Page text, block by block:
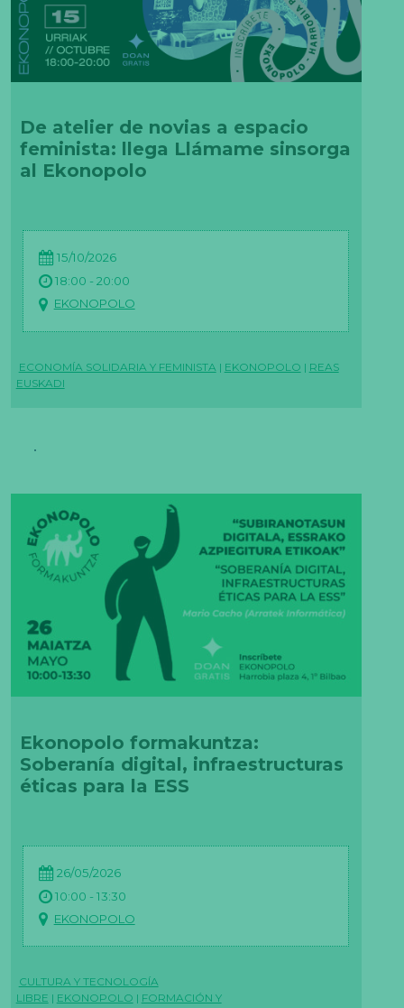
De atelier de novias a espacio
feminista: llega Llámame sinsorga
al Ekonopolo
15/10/2026
18:00 - 20:00
EKONOPOLO
ECONOMÍA SOLIDARIA Y FEMINISTA | EKONOPOLO | REAS
EUSKADI
Ekonopolo formakuntza:
Soberanía digital, infraestructuras
éticas para la ESS
26/05/2026
10:00 - 13:30
EKONOPOLO
CULTURA Y TECNOLOGÍA
LIBRE | EKONOPOLO | FORMACIÓN Y